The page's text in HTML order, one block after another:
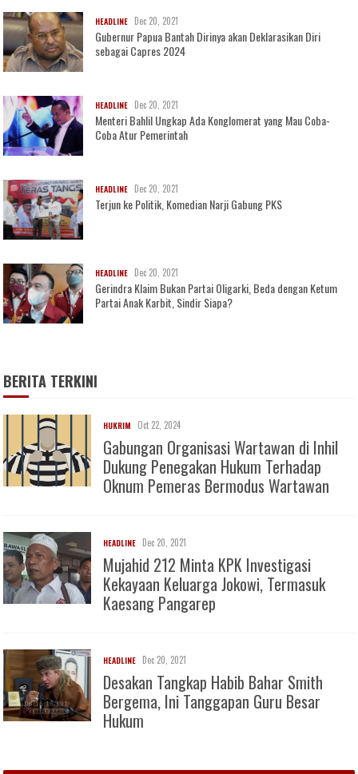
HEADLINE Dec 20, 2021
Gubernur Papua Bantah Dirinya akan Deklarasikan Diri
sebagai Capres 2024
HEADLINE Dec 20, 2021
Menteri Bahlil Ungkap Ada Konglomerat yang Mau Coba-
Coba Atur Pemerintah
HEADLINE Dec 20, 2021
Terjun ke Politik, Komedian Narji Gabung PKS
HEADLINE Dec 20, 2021
Gerindra Klaim Bukan Partai Oligarki, Beda dengan Ketum
Partai Anak Karbit, Sindir Siapa?
BERITA TERKINI
HUKRIM Oct 22, 2024
Gabungan Organisasi Wartawan di Inhil
Dukung Penegakan Hukum Terhadap
Oknum Pemeras Bermodus Wartawan
HEADLINE Dec 20, 2021
Mujahid 212 Minta KPK Investigasi
Kekayaan Keluarga Jokowi, Termasuk
Kaesang Pangarep
HEADLINE Dec 20, 2021
Desakan Tangkap Habib Bahar Smith
Bergema, Ini Tanggapan Guru Besar
Hukum